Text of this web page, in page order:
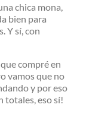
chica mona,
bien para
Y sí, con
compré en
vamos que no
y por eso
totales, eso sí!